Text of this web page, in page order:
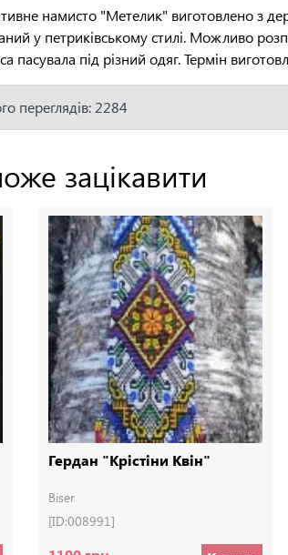
намисто "Метелик" виготовлено з
у петриківському стилі. Можливо
пасувала під різний одяг. Термін
переглядів: 2284
зацікавити
Гердан "Крістіни Квін"
Biser
[ID:008991]